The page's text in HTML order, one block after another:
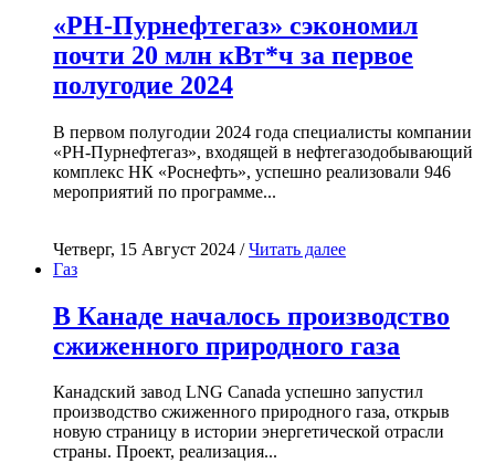
«РН-Пурнефтегаз» сэкономил
почти 20 млн кВт*ч за первое
полугодие 2024
В первом полугодии 2024 года специалисты компании
«РН-Пурнефтегаз», входящей в нефтегазодобывающий
комплекс НК «Роснефть», успешно реализовали 946
мероприятий по программе...
Четверг, 15 Август 2024 /Читать далее
Газ
В Канаде началось производство
сжиженного природного газа
Канадский завод LNG Canada успешно запустил
производство сжиженного природного газа, открыв
новую страницу в истории энергетической отрасли
страны. Проект, реализация...